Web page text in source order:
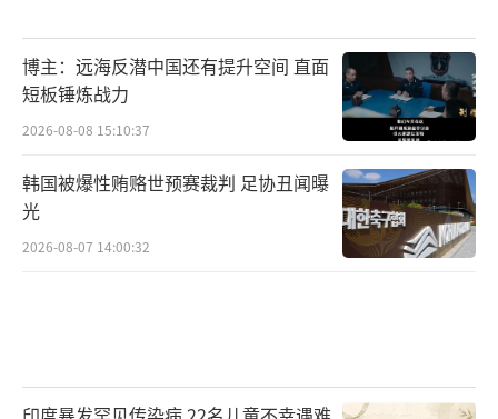
博主：远海反潜中国还有提升空间 直面
短板锤炼战力
2026-08-08 15:10:37
韩国被爆性贿赂世预赛裁判 足协丑闻曝
光
2026-08-07 14:00:32